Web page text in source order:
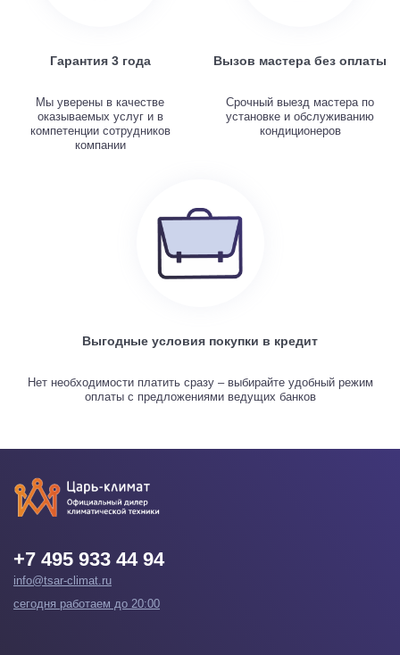
Гарантия 3 года
Мы уверены в качестве
оказываемых услуг и в
компетенции сотрудников
компании
Вызов мастера без оплаты
Срочный выезд мастера по
установке и обслуживанию
кондиционеров
Выгодные условия покупки в кредит
Нет необходимости платить сразу – выбирайте удобный режим
оплаты с предложениями ведущих банков
+7 495 933 44 94
info@tsar-climat.ru
сегодня работаем до 20:00